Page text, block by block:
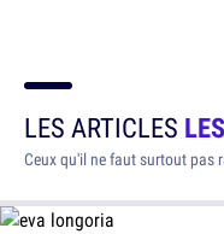
LES ARTICLES
Ceux qu'il ne faut surtout pas